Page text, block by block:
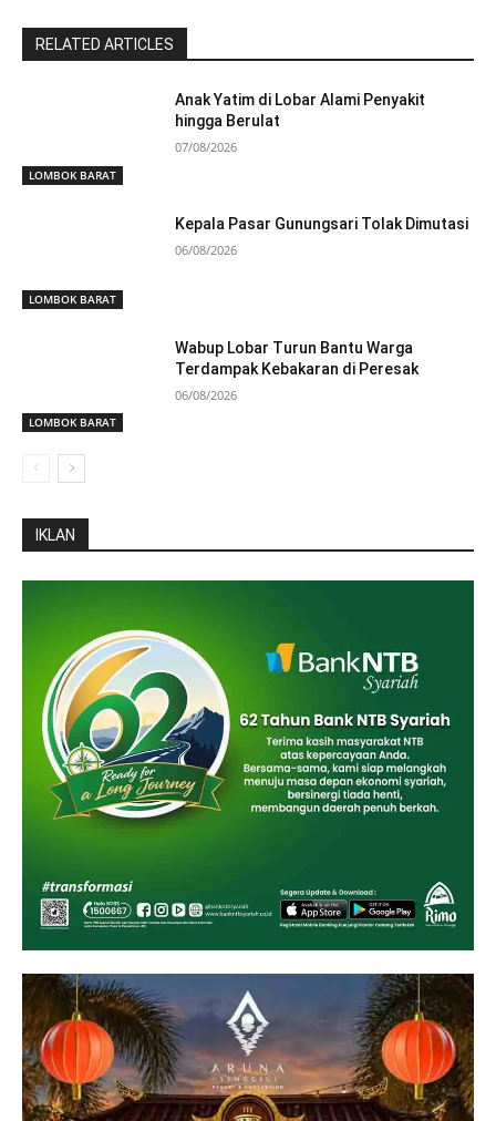
RELATED ARTICLES
LOMBOK BARAT
Anak Yatim di Lobar Alami Penyakit
hingga Berulat
07/08/2026
LOMBOK BARAT
Kepala Pasar Gunungsari Tolak Dimutasi
06/08/2026
LOMBOK BARAT
Wabup Lobar Turun Bantu Warga
Terdampak Kebakaran di Peresak
06/08/2026
IKLAN